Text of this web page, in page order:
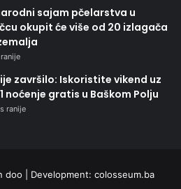
sajam pčelarstva u
okupit će više od 20 izlagača
završilo: Iskoristite vikend uz
noćenje gratis u Baškom Polju
ranije
doo | Development: colosseum.ba